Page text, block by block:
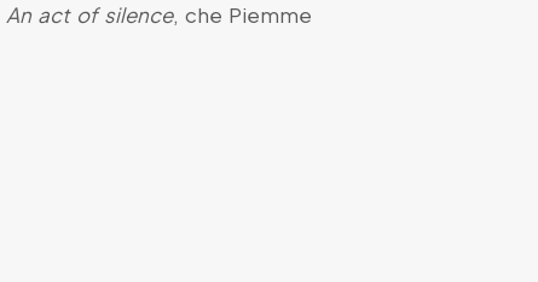
An act of silence, che Piemme